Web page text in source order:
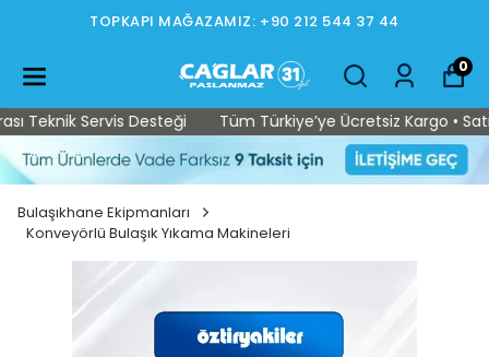
TOPKAPI MAĞAZAMIZ: +90 212 544 37 44
0
Servis Desteği Tüm Türkiye’ye Ücretsiz Kargo • Satış
Bulaşıkhane Ekipmanları
Konveyörlü Bulaşık Yıkama Makineleri